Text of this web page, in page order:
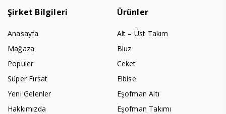
Şirket Bilgileri
Anasayfa
Mağaza
Populer
Süper Fırsat
Yeni Gelenler
Hakkımızda
Ürünler
Alt – Üst Takım
Bluz
Ceket
Elbise
Eşofman Altı
Eşofman Takımı